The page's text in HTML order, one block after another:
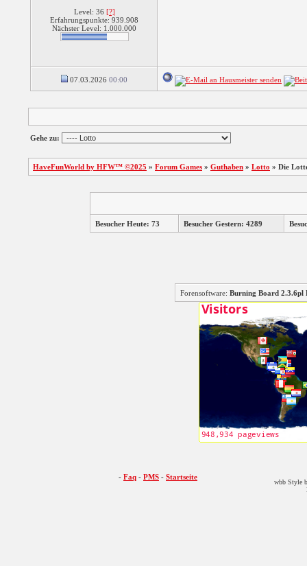
Level: 36 [?]
Erfahrungspunkte: 939.908
Nächster Level: 1.000.000
07.03.2026 00:00
Gehe zu:
HaveFunWorld by HFW™ ©2025 » Forum Games » Guthaben » Lotto » Die
Besucher Heute: 73 Besucher Gestern: 4289
Forensoftware: Burning Board
- Faq - PMS - Startseite
wbb Style